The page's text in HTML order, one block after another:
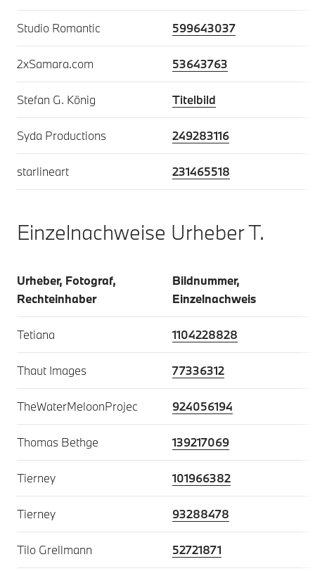
Studio Romantic 599643037
2xSamara.com 53643763
Stefan G. König Titelbild
Syda Productions 249283116
starlineart 231465518
Einzelnachweise Urheber T.
Urheber, Fotograf,
Rechteinhaber
Bildnummer,
Einzelnachweis
Tetiana 1104228828
Thaut Images 77336312
TheWaterMeloonProjec 924056194
Thomas Bethge 139217069
Tierney 101966382
Tierney 93288478
Tilo Grellmann 52721871